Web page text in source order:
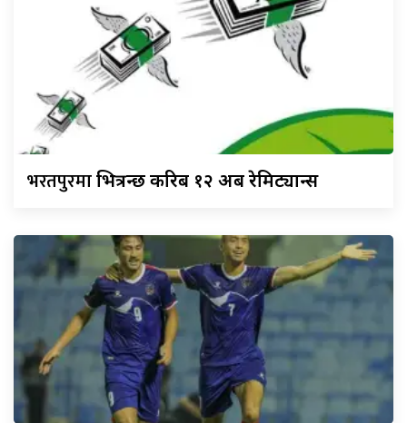
भरतपुरमाभित्रन्छ करिब १२ अर्ब रेमिट्यान्स